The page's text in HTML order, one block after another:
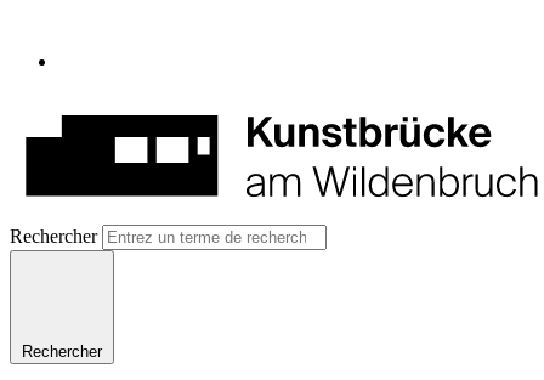
Rechercher
Rechercher